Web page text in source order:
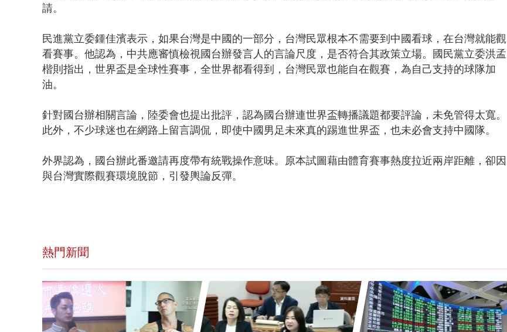
請。
民進黨立委鍾佳濱表示，如果台灣是中國的一部分，台灣民眾根本不需要到中國看球，在台灣就能觀
看賽事。他認為，中共應審慎檢視國台辦發言人的言論尺度，是否符合其政策立場。
國民黨立委洪孟
楷則指出，世界盃是全球性賽事，全世界都看得到，台灣民眾也能自在觀賽，為自己支持的球隊加
油。
針對國台辦相關言論，陸委會也提出批評，認為國台辦連世界盃轉播議題都要評論，未免管得太寬。
此外，不少球迷也在網路上留言調侃，即使中國男足未來真的踢進世界盃，也未必會支持中國隊。
外界認為，國台辦此番邀請再度帶有統戰操作意味。原本試圖藉由體育賽事熱度拉近兩岸距離，卻因
與台灣實際觀賽環境脫節，引發輿論反彈。
熱門新聞